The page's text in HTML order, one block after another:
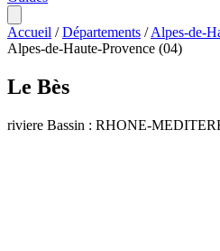
Accueil / Départements / Alpes-de-
Alpes-de-Haute-Provence (04)
Le Bès
riviere Bassin : RHONE-